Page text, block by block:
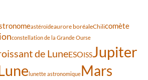
astéroïdeaurore boréaleChilicomète
constellation de la Grande Ourse
de LuneESOISSJupiter
lunette astronomiqueMars